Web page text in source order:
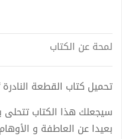
لمحة عن الكتاب
تحميل كتاب القطعة النادرة pdf الكاتب نور الدين إديوسف
سيجعلك هذا الكتاب تتحلى
بعيدا عن العاطفة و